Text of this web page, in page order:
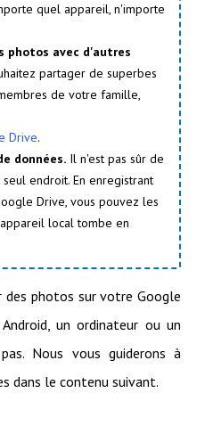
quel appareil, n'importe
photos avec d'autres
partager de superbes
de votre famille,
Drive.
données.Il n'est pas sûr de
endroit. En enregistrant
Drive, vous pouvez les
local tombe en
des photos sur votre Google
un ordinateur ou un
Nous vous guiderons à
dans le contenu suivant.